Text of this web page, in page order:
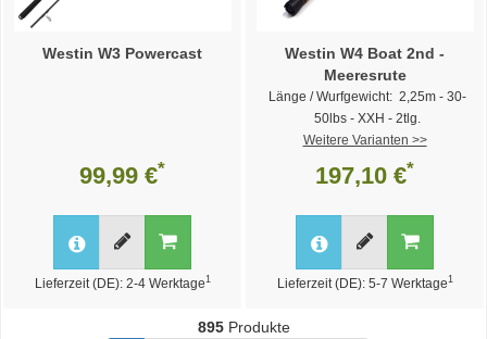
Westin W3 Powercast
99,99 €*
Lieferzeit (DE): 2-4 Werktage1
Westin W4 Boat 2nd -
Meeresrute
Länge / Wurfgewicht: 2,25m - 30-
50lbs - XXH - 2tlg.
Weitere Varianten >>
197,10 €*
Lieferzeit (DE): 5-7 Werktage1
895Produkte